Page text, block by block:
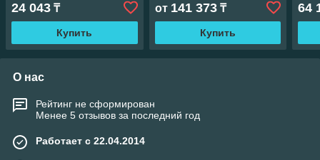
24 043 ₸
Купить
от 141 373₸
Купить
64
О нас
Рейтинг не сформирован
Менее 5 отзывов за последний год
Работает с 22.04.2014